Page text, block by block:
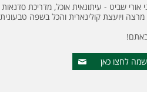
אורי שביט - עיתונאית אוכל, מדריכת סדנאות
מרצה ויועצת קולינארית והכל בשפה טבעונית
לחצו כאן